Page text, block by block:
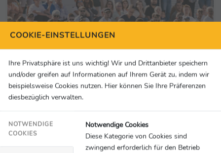
Porsche Fußball Cup: RB Fußball Akademie
Salzburg und VfB Stuttgart sichern sich
COOKIE-EINSTELLUNGEN
Ihre Privatsphäre ist uns wichtig! Wir und Drittanbieter speichern
und/oder greifen auf Informationen auf Ihrem Gerät zu, indem wir
beispielsweise Cookies nutzen. Hier können Sie Ihre Präferenzen
diesbezüglich verwalten.
NOTWENDIGE
COOKIES
Notwendige Cookies
Diese Kategorie von Cookies sind
zwingend erforderlich für den Betrieb